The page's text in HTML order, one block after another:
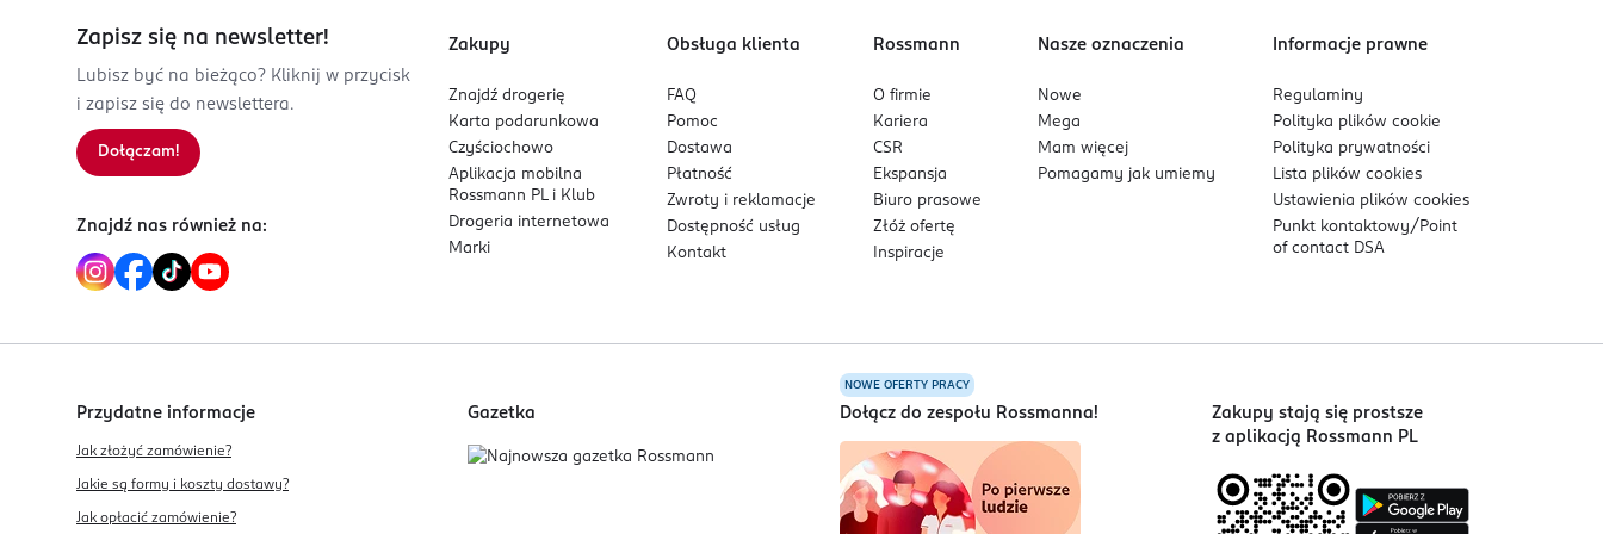
Zapisz się na newsletter!
Lubisz być na bieżąco? Kliknij w przycisk
i zapisz się do newslettera.
Dołączam!
Znajdź nas również na:
Zakupy
Znajdź drogerię
Karta podarunkowa
Czyściochowo
Aplikacja mobilna
Rossmann PL i Klub
Drogeria internetowa
Marki
Obsługa klienta
FAQ
Pomoc
Dostawa
Płatność
Zwroty i reklamacje
Dostępność usług
Kontakt
Rossmann
O firmie
Kariera
CSR
Ekspansja
Biuro prasowe
Złóż ofertę
Inspiracje
Nasze oznaczenia
Nowe
Mega
Mam więcej
Pomagamy jak umiemy
Informacje prawne
Regulaminy
Polityka plikówcookie
Polityka prywatności
Lista plikówcookies
Ustawienia plikówcookies
Punkt kontaktowy/ Point
of contact DSA
Przydatne informacje
Jak złożyć zamówienie?
Jakie są formy i koszty dostawy?
Jak opłacić zamówienie?
Gazetka
NOWE OFERTY PRACY
Dołącz do zespołu Rossmanna!
Zakupy stają się prostsze
z aplikacją Rossmann PL